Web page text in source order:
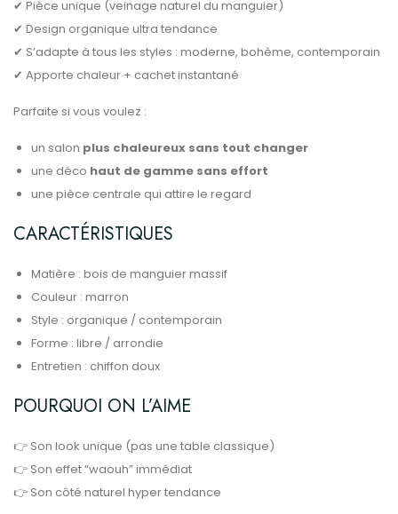
✔ Pièce unique (veinage naturel du manguier)
✔ Design organique ultra tendance
✔ S’adapte à tous les styles : moderne, bohème, contemporain
✔ Apporte chaleur + cachet instantané
Parfaite si vous voulez :
un salon plus chaleureux sans tout changer
une déco haut de gamme sans effort
une pièce centrale qui attire le regard
CARACTÉRISTIQUES
Matière : bois de manguier massif
Couleur : marron
Style : organique / contemporain
Forme : libre / arrondie
Entretien : chiffon doux
POURQUOI ON L’AIME
👉 Son look unique (pas une table classique)
👉 Son effet “waouh” immédiat
👉 Son côté naturel hyper tendance